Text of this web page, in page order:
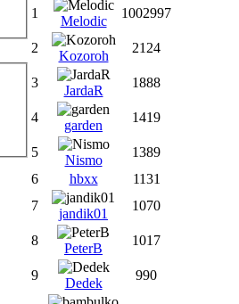
1
Melodic
1002997
2
Kozoroh
2124
3
JardaR
1888
4
garden
1419
5
Nismo
1389
6
hbxx
1131
7
jandik01
1070
8
PeterB
1017
9
Dedek
990